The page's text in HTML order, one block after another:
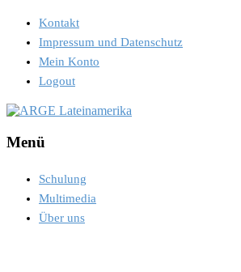
Kontakt
Impressum und Datenschutz
Mein Konto
Logout
Menü
Schulung
Multimedia
Über uns